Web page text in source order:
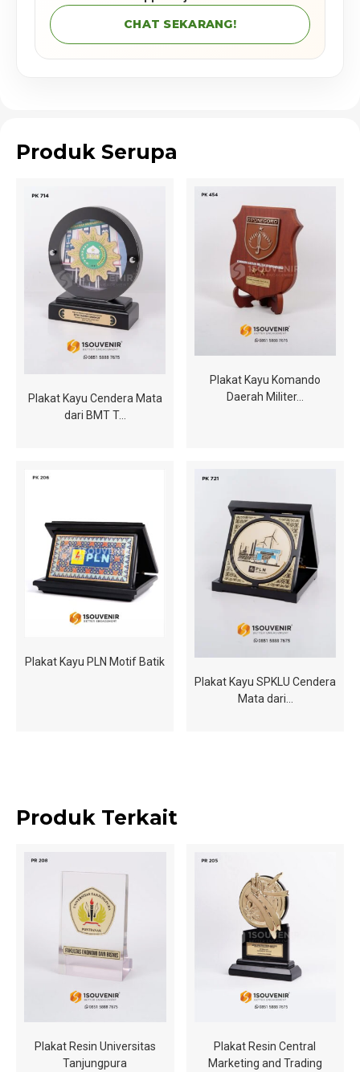
CHAT SEKARANG!
Produk Serupa
Plakat Kayu Cendera Mata
dari BMT T…
Plakat Kayu Komando
Daerah Militer…
Plakat Kayu PLN Motif Batik
Plakat Kayu SPKLU Cendera
Mata dari…
Produk Terkait
Plakat Resin Universitas
Tanjungpura
Plakat Resin Central
Marketing and Trading